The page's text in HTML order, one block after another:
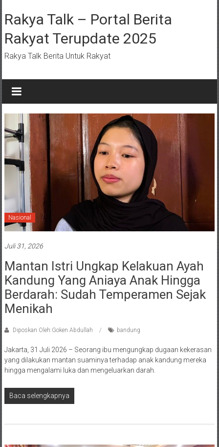
ke
konten
Rakya Talk – Portal Berita
Rakyat Terupdate 2025
Rakya Talk Berita Untuk Rakyat
Nasional
Juli 31, 2026
Mantan Istri Ungkap Kelakuan Ayah
Kandung Yang Aniaya Anak Hingga
Berdarah: Sudah Temperamen Sejak
Menikah
Diposkan Oleh:Goken Abdullah bandung
Jakarta, 31 Juli 2026 – Seorang ibu mengungkap dugaan kekerasan
yang dilakukan mantan suaminya terhadap anak kandung mereka
hingga mengalami luka dan mengeluarkan darah.
Baca selengkapnya